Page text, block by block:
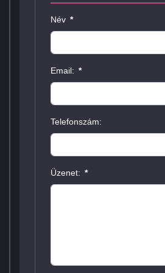
Név *
Email: *
Telefonszám:
Üzenet: *